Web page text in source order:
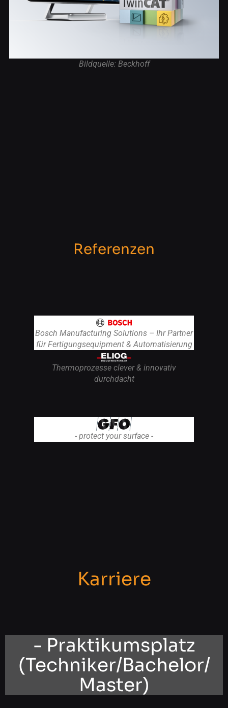
Bildquelle: Beckhoff
Referenzen
Bosch Manufacturing Solutions – Ihr Partner
für Fertigungsequipment & Automatisierung
Thermoprozesse clever & innovativ
durchdacht
- protect your surface -
Karriere
- Praktikumsplatz
(Techniker/Bachelor/
Master)